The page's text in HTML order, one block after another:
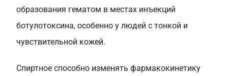
образования гематом в местах инъекций
ботулотоксина, особенно у людей с тонкой и
чувствительной кожей.
Спиртное способно изменять фармакокинетику